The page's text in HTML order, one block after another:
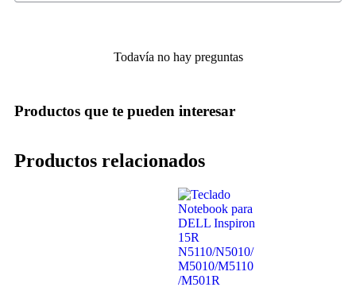
Todavía no hay preguntas
Productos que te pueden interesar
Productos relacionados